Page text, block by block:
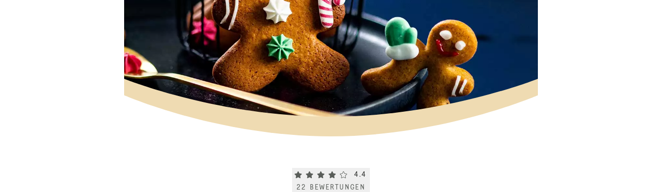
Current rating 4.4. Click to rate.
4.4
22
BEWERTUNGEN